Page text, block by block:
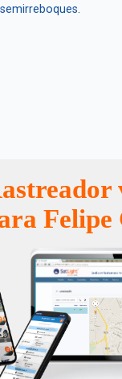
semirreboques.